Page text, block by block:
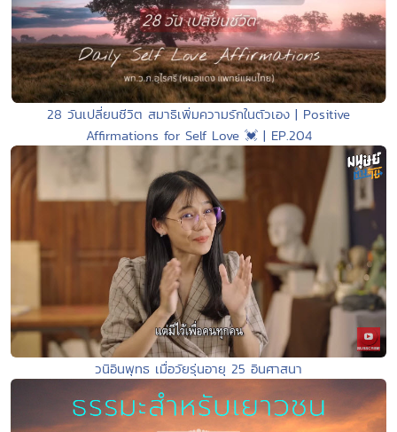
28 วันเปลี่ยนชีวิต สมาธิเพิ่มความรักในตัวเอง | Positive
Affirmations for Self Love 💓 | EP.204
วนิอินพุทธ เมื่อวัยรุ่นอายุ 25 อินศาสนา